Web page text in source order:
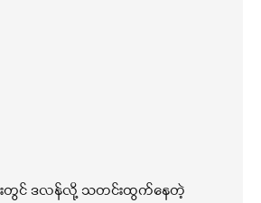
တွင် ဒလန်လို့ သတင်းထွက်နေတဲ့